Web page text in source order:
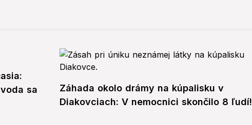
sa
Záhada okolo drámy na kúpalisku v
Diakovciach: V nemocnici skončilo 8 ľudí!